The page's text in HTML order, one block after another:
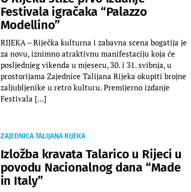
Festivala igračaka “Palazzo
Modellino”
RIJEKA – Riječka kulturna i zabavna scena bogatija je
za novu, iznimno atraktivnu manifestaciju koja će
posljednjeg vikenda u mjesecu, 30. i 31. svibnja, u
prostorijama Zajednice Talijana Rijeka okupiti brojne
zaljubljenike u retro kulturu. Premijerno izdanje
Festivala […]
ZAJEDNICA TALIJANA RIJEKA
Izložba kravata Talarico u Rijeci u
povodu Nacionalnog dana “Made
in Italy”